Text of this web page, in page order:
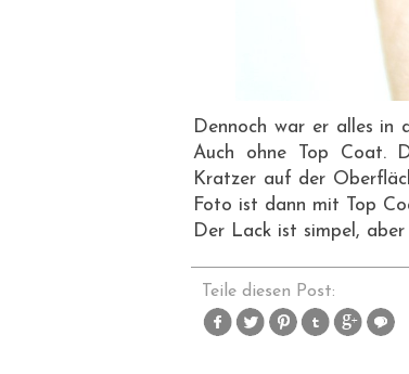
Dennoch war er alles in
Auch ohne Top Coat.
Kratzer auf der
Foto ist dann mit Top
Der Lack ist simpel,
Teile diesen Post: